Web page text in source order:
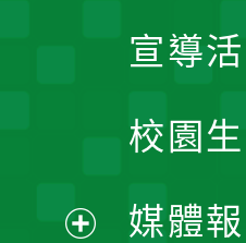
宣導
校園
媒體